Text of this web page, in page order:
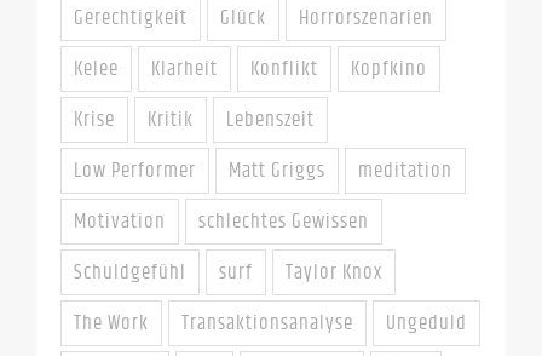
Gerechtigkeit
Glück
Horrorszenarien
Kelee
Klarheit Konflikt
Kopfkino
Krise
Kritik
Lebenszeit
Low Performer
Matt Griggs
meditation
Motivation
schlechtes Gewissen
Schuldgefühl
surf
Taylor Knox
The Work
Transaktionsanalyse
Ungeduld